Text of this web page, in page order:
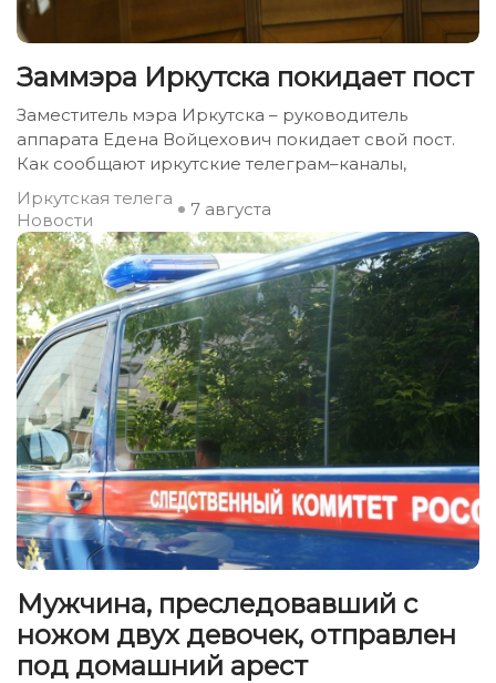
Заммэра Иркутска покидает пост
Заместитель мэра Иркутска – руководитель
аппарата Едена Войцехович покидает свой пост.
Как сообщают иркутские телеграм–каналы,
Иркутская телега
Новости
7 августа
Мужчина, преследовавший с
ножом двух девочек, отправлен
под домашний арест